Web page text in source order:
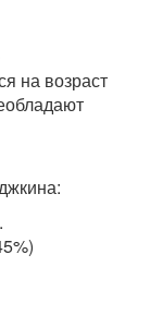
на возраст